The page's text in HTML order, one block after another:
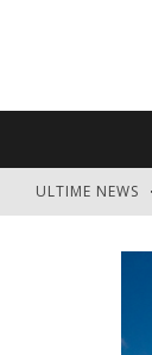
ULTIME NEWS